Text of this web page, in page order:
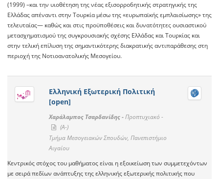
(1999) –και την υιοθέτηση της νέας εξισορρο6ητικής στρατηγικής της
Ελλάδας απέναντι στην Τουρκία μέσω της «ευρωπαϊκής εμπλαισίωσης» της
τελευταίας— καθώς και στις προϋποθέσεις και δυνατότητες ουσιαστικού
μετασχηματισμού της συγκρουσιακής σχέσης Ελλάδας και Τουρκίας και
στην τελική επίλυση της σημαντικότερης διακρατικής αντιπαράθεσης στη
περιοχή της Νοτιοανατολικής Μεσογείου.
Ελληνική Εξωτερική Πολιτική
[open]
Χαράλαμπος Τσαρδανίδης -Προπτυχιακό -
(A-)
Τμήμα Μεσογειακών Σπουδών, Πανεπιστήμιο
Αιγαίου
Κεντρικός στόχος του μαθήματος είναι η εξοικείωση των συμμετεχόντων
με σειρά πεδίων ανάπτυξης της ελληνικής εξωτερικής πολιτικής που